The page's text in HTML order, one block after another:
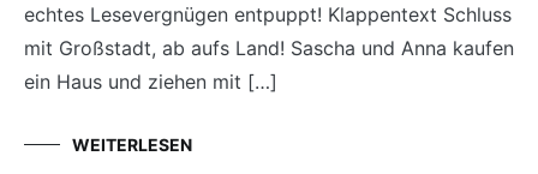
echtes Lesevergnügen entpuppt! Klappentext Schluss
mit Großstadt, ab aufs Land! Sascha und Anna kaufen
ein Haus und ziehen mit […]
WEITERLESEN